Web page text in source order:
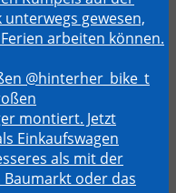
@hinterher_bike_t